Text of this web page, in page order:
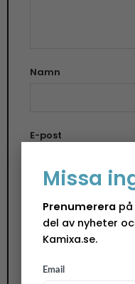
Missa
Prenumerera
del av nyheter
Kamixa.se.
Email
Namn
E-post
Spara mitt
webbplats i denna
skriver en kommentar.